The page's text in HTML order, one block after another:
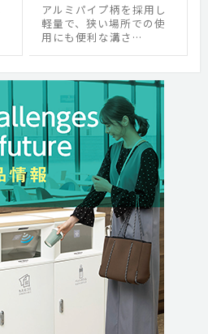
アルミパイプ柄を採用し
軽量で、狭い場所での使
用にも便利な溝さ…